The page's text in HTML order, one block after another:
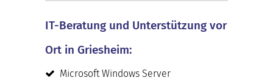
IT-Beratung und Unterstützung vor
Ort in Griesheim:
Microsoft Windows Server